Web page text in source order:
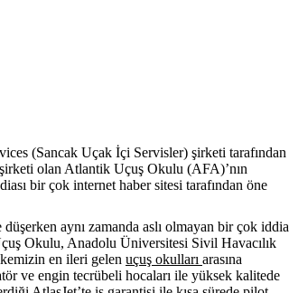
(Sancak Uçak İçi Servisler) şirketi tarafından
olan Atlantik Uçuş Okulu (AFA)’nın
bir çok internet haber sitesi tarafından öne
aynı zamanda aslı olmayan bir çok iddia
Okulu, Anadolu Üniversitesi Sivil Havacılık
en ileri gelen uçuş okulları arasına
ve engin tecrübeli hocaları ile yüksek kalitede